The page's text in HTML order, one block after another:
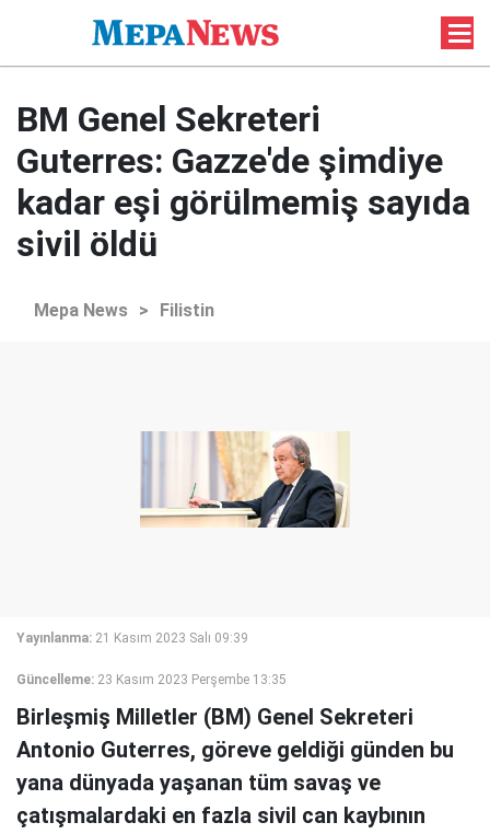
BM Genel Sekreteri
Guterres: Gazze'de şimdiye
kadar eşi görülmemiş sayıda
sivil öldü
Mepa News > Filistin
Yayınlanma: 21 Kasım 2023 Salı 09:39
Güncelleme: 23 Kasım 2023 Perşembe 13:35
Birleşmiş Milletler (BM) Genel Sekreteri
Antonio Guterres, göreve geldiği günden bu
yana dünyada yaşanan tüm savaş ve
çatışmalardaki en fazla sivil can kaybının